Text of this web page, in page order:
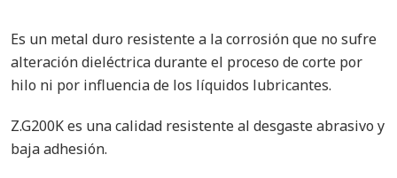
Es un metal duro resistente a la corrosión que no sufre
alteración dieléctrica durante el proceso de corte por
hilo ni por influencia de los líquidos lubricantes.
Z.G200K es una calidad resistente al desgaste abrasivo y
baja adhesión.